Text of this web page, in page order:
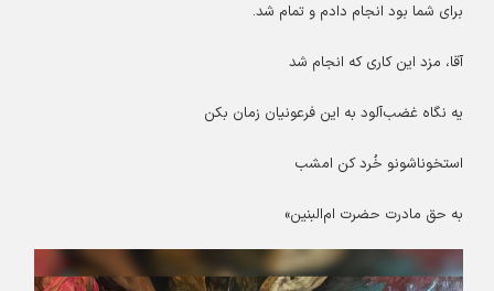
برای شما بود انجام دادم و تمام شد.
آقا، مزد این کاری که انجام شد
یه نگاه غضب‌آلود به این فرعونیان زمان بکن
استخوناشونو خُرد کن امشب
به حق مادرت حضرت ام‌البنین»